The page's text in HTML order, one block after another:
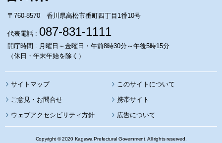
〒760-8570 香川県高松市番町四丁目1番10号
代表電話 : 087-831-1111
開庁時間 : 月曜日～金曜日・午前8時30分～午後5時15分
（休日・年末年始を除く）
サイトマップ このサイトについて
携帯サイト
ウェブアクセシビリティ方針 広告について
Copyright © 2020 Kagawa Prefectural Government. All rights reserved.